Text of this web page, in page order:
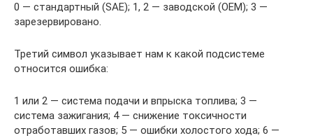
0 — стандартный (SAE); 1, 2 — заводской (OEM); 3 —
зарезервировано.
Третий символ указывает нам к какой подсистеме
относится ошибка:
1 или 2 — система подачи и впрыска топлива; 3 —
система зажигания; 4 — снижение токсичности
отработавших газов; 5 — ошибки холостого хода; 6 —